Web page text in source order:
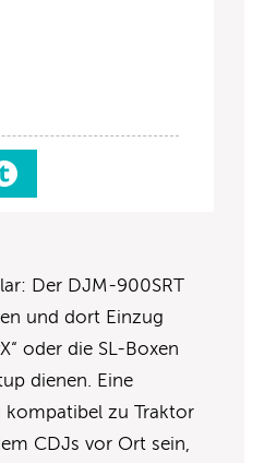
Der DJM-900SRT
und dort Einzug
oder die SL-Boxen
dienen. Eine
kompatibel zu Traktor
CDJs vor Ort sein,